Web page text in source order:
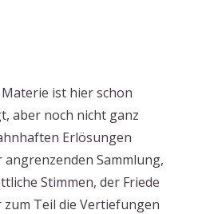
ist hier schon
aber noch nicht ganz
Erlösungen
Sammlung,
Stimmen, der Friede
Teil die Vertiefungen